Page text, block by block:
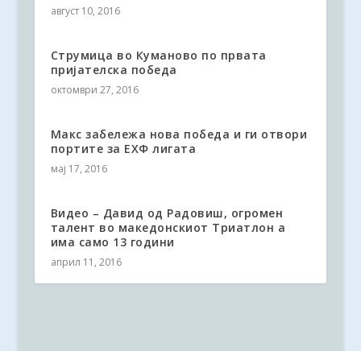
август 10, 2016
Струмица во Куманово по првата
пријателска победа
октомври 27, 2016
Макс забележа нова победа и ги отвори
портите за ЕХФ лигата
мај 17, 2016
Видео – Давид од Радовиш, огромен
талент во македонскиот Триатлон а
има само 13 години
април 11, 2016